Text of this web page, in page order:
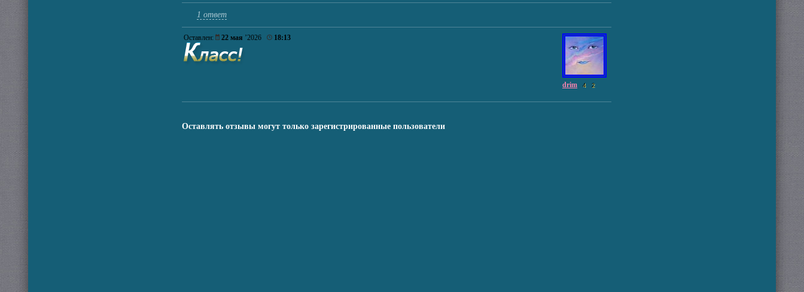
1 ответ
Оставлен: 22 мая ’2026 18:13
drim 4 2
Оставлять отзывы могут только зарегистрированные пользователи